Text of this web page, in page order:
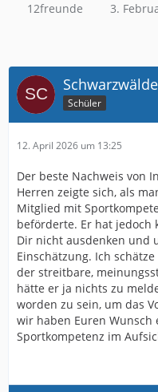
12freunde 3.
Schüler
12. April 2026 um 13:25
Der beste Nachweis von
Herren zeigte sich, als
Mitglied mit
beförderte. Er hat jedoch
Dir nicht ausdenken und
Einschätzung. Ich
der streitbare,
hätte er ja nichts zu
worden zu sein, um das
wir haben Euren
Sportkompetenz im